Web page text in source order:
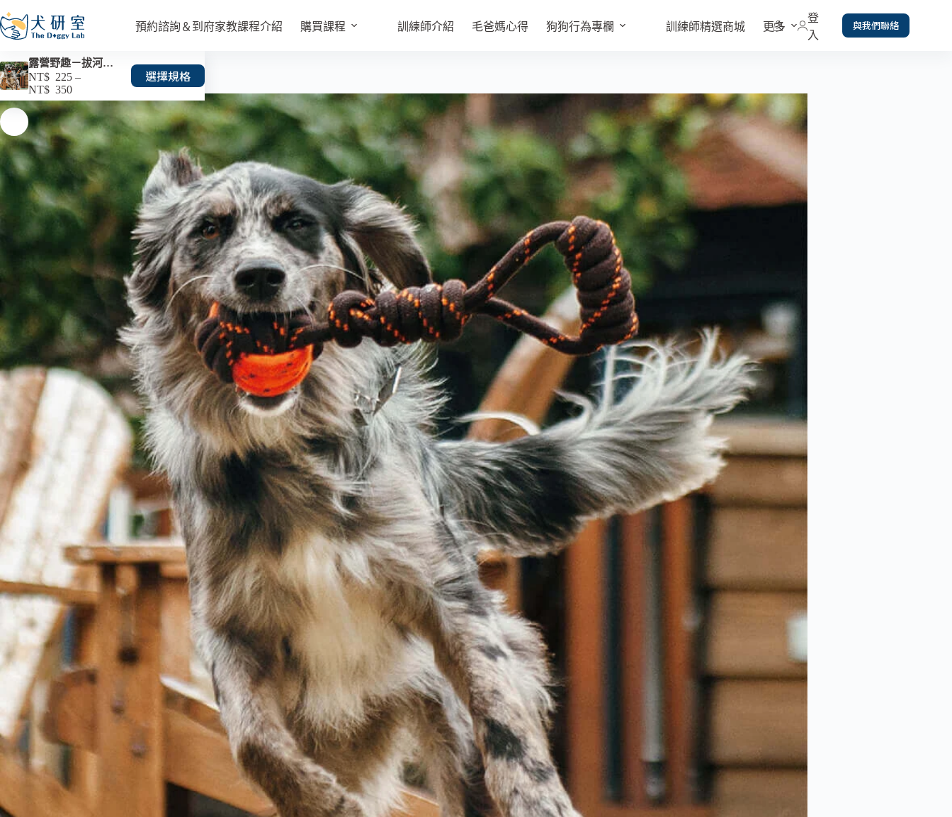
露營野趣－拔河球繩玩具
NT$ 225 –
NT$ 350
選擇規格
預約諮詢＆到府家教課程介紹 購買課程 訓練師介紹 毛爸媽心得 狗狗行為專欄 訓練師精選商城 更多
登
入
與我們聯絡